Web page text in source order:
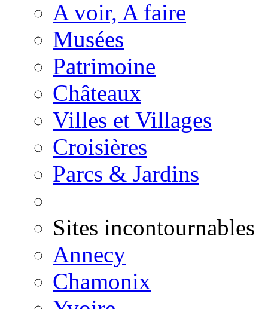
A voir, A faire
Musées
Patrimoine
Châteaux
Villes et Villages
Croisières
Parcs & Jardins
Sites incontournables
Annecy
Chamonix